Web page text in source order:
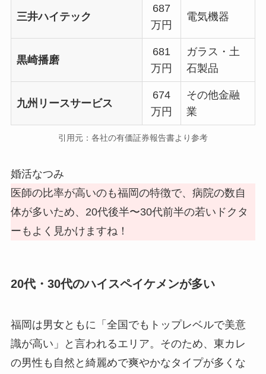
三井ハイテック
687
万円
電気機器
黒崎播磨
681
万円
ガラス・土
石製品
九州リースサービス
674
万円
その他金融
業
引用元：各社の有価証券報告書より参考
婚活なつみ
医師の比率が高いのも福岡の特徴で、病院の数自
体が多いため、20代後半〜30代前半の若いドクタ
ーもよく見かけますね！
20代・30代のハイスペイケメンが多い
福岡は男女ともに「全国でもトップレベルで美意
識が高い」と言われるエリア。そのため、東カレ
の男性も自然と綺麗めで爽やかなタイプが多くな